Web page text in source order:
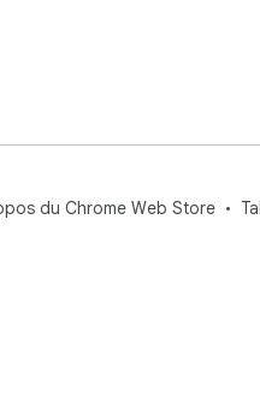
du Chrome Web Store